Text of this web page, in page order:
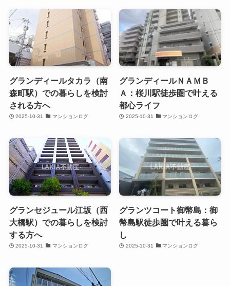
グランディールタカラ（南
森町駅）での暮らしを検討
される方へ
2025-10-31 マンションログ
グランディールＮＡＭＢ
Ａ：桜川駅徒歩圏で叶える
都心ライフ
2025-10-31 マンションログ
グランセジュール江坂（西
大橋駅）での暮らしを検討
する方へ
2025-10-31 マンションログ
グランツコート御幣島：御
幣島駅徒歩圏で叶える暮ら
し
2025-10-31 マンションログ